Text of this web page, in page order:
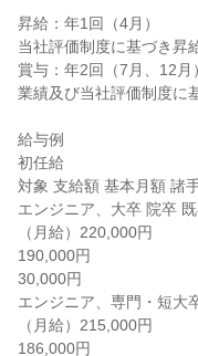
昇給：年1回（4月）
当社評価制度に基づき昇
賞与：年2回（7月、12月）
業績及び当社評価制度に
給与例
初任給
対象 支給額 基本月額 諸
エンジニア、大卒 院卒
（月給）220,000円
190,000円
30,000円
エンジニア、専門・短大
（月給）215,000円
186,000円